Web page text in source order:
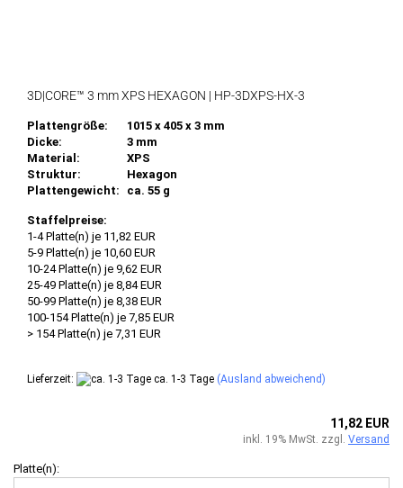
3D|CORE™ 3 mm XPS HEXAGON | HP-3DXPS-HX-3
Plattengröße:
1015 x 405 x 3 mm
Dicke:
3 mm
Material:
XPS
Struktur:
Hexagon
Plattengewicht:
ca. 55 g
Staffelpreise:
1-4 Platte(n) je 11,82 EUR
5-9 Platte(n) je 10,60 EUR
10-24 Platte(n) je 9,62 EUR
25-49 Platte(n) je 8,84 EUR
50-99 Platte(n) je 8,38 EUR
100-154 Platte(n) je 7,85 EUR
> 154 Platte(n) je 7,31 EUR
Lieferzeit: ca. 1-3 Tage (Ausland abweichend)
11,82 EUR
inkl. 19% MwSt. zzgl. Versand
Platte(n):